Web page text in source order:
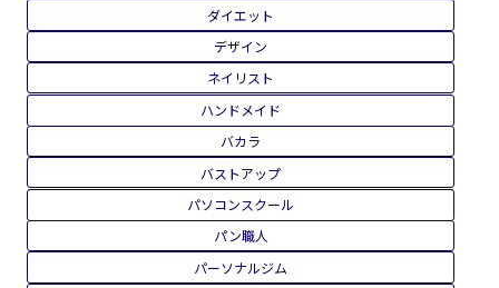
ダイエット
デザイン
ネイリスト
ハンドメイド
バカラ
バストアップ
パソコンスクール
パン職人
パーソナルジム